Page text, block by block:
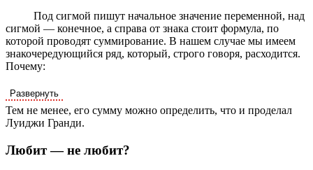
Под сигмой пишут начальное значение переменной, над
сигмой — конечное, а справа от знака стоит формула, по
которой проводят суммирование. В нашем случае мы имеем
знакочередующийся ряд, который, строго говоря, расходится.
Почему:
Тем не менее, его сумму можно определить, что и проделал
Луиджи Гранди.
Любит — не любит?